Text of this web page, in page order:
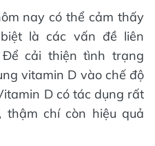
nay có thể cảm thấy
là các vấn đề liên
cải thiện tình trạng
vitamin D vào chế độ
D có tác dụng rất
thậm chí còn hiệu quả